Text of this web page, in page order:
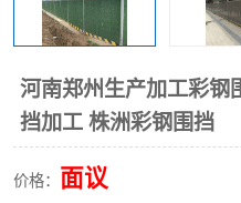
河南郑州生产加工彩钢
挡加工 株洲彩钢围挡
价格： 面议